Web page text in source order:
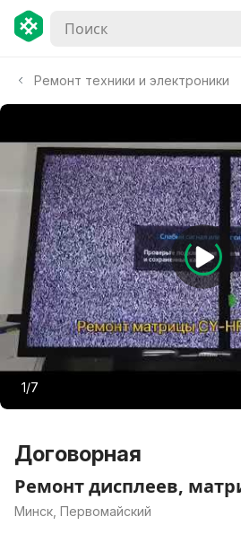
Ремонт техники и электроники
1/7
Договорная
Ремонт дисплеев,
Минск, Первомайский